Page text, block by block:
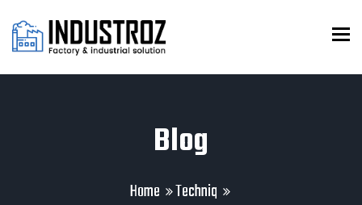
Blog
Home
Techniq